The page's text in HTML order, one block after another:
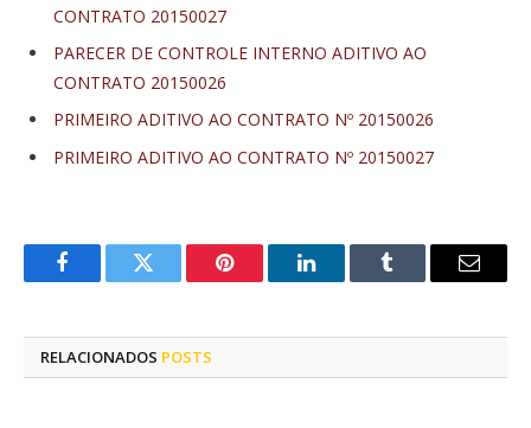
CONTRATO 20150027
PARECER DE CONTROLE INTERNO ADITIVO AO
CONTRATO 20150026
PRIMEIRO ADITIVO AO CONTRATO Nº 20150026
PRIMEIRO ADITIVO AO CONTRATO Nº 20150027
FacebookTwitter Pinterest LinkedInTumblr
E-
RELACIONADOS POSTS